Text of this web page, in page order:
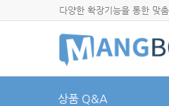
다양한 확장기능을 통한 맞
상품 Q&A